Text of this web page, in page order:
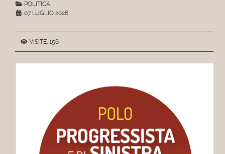
POLITICA
07 LUGLIO 2026
VISITE: 156